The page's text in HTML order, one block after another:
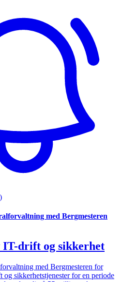
med Bergmesteren
IT-drift og sikkerhet
med Bergmesteren for
og sikkerhetstjenester for en periode